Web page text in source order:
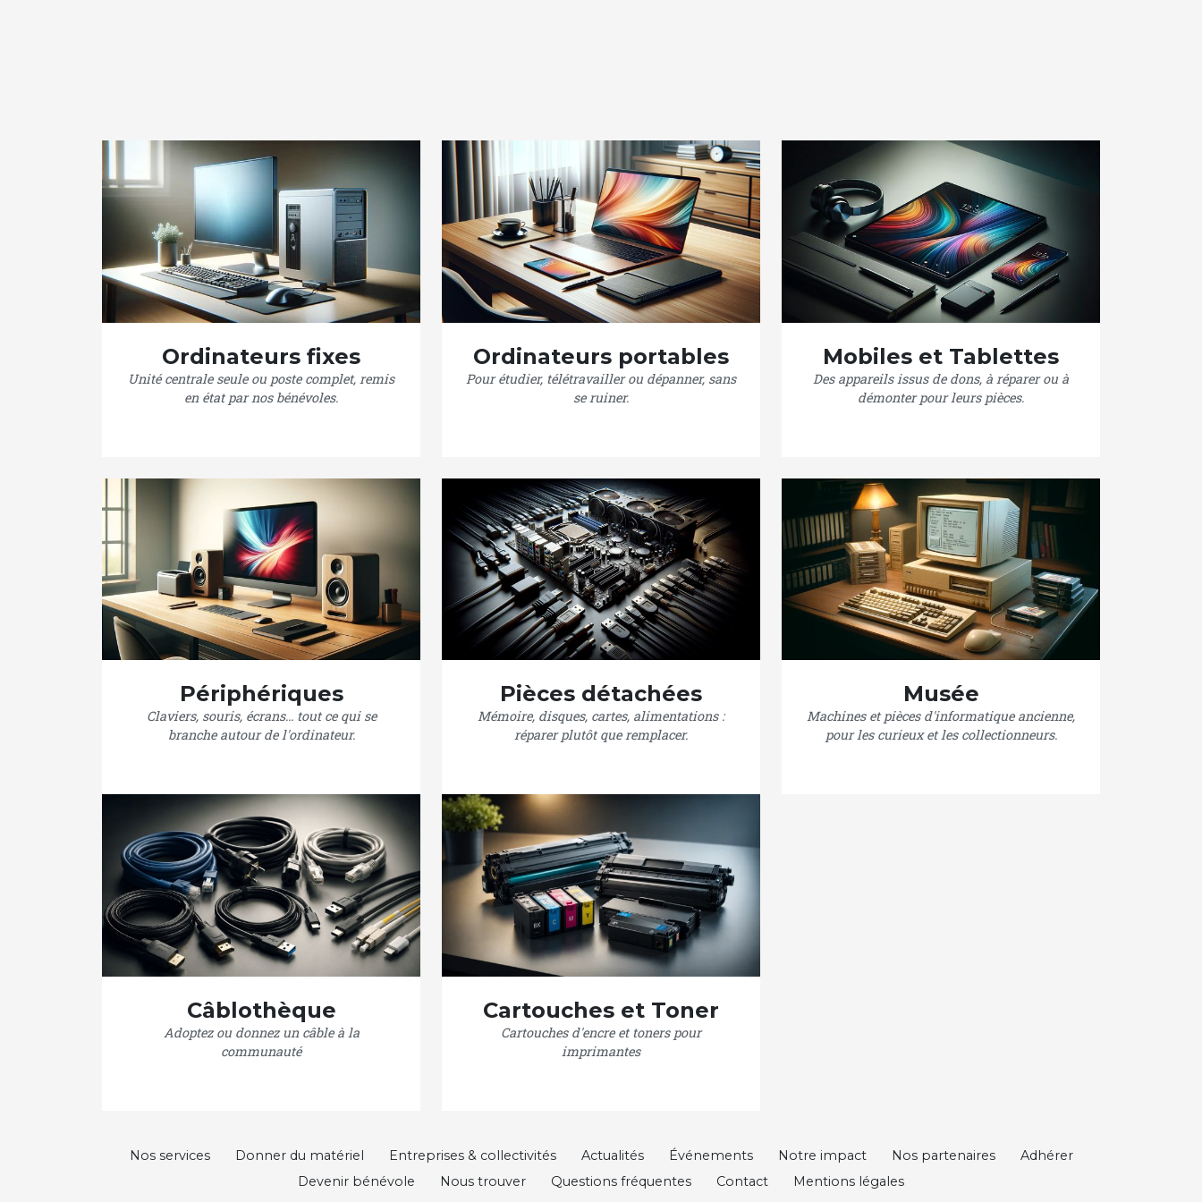
Ordinateurs fixes
Unité centrale seule ou poste complet, remis
en état par nos bénévoles.
Ordinateurs portables
Pour étudier, télétravailler ou dépanner, sans
se ruiner.
Mobiles et Tablettes
Des appareils issus de dons, à réparer ou à
démonter pour leurs pièces.
Périphériques
Claviers, souris, écrans… tout ce qui se
branche autour de l'ordinateur.
Pièces détachées
Mémoire, disques, cartes, alimentations :
réparer plutôt que remplacer.
Musée
Machines et pièces d'informatique ancienne,
pour les curieux et les collectionneurs.
Câblothèque
Adoptez ou donnez un câble à la
communauté
Cartouches et Toner
Cartouches d'encre et toners pour
imprimantes
Nos services Donner du matériel Entreprises & collectivités Actualités Événements Notre impact Nos partenaires
Adhérer
Devenir bénévole
Nous trouver Questions fréquentes Contact Mentions légales